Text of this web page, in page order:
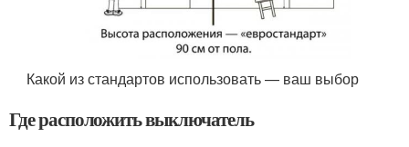
Какой из стандартов использовать — ваш выбор
Где расположить выключатель